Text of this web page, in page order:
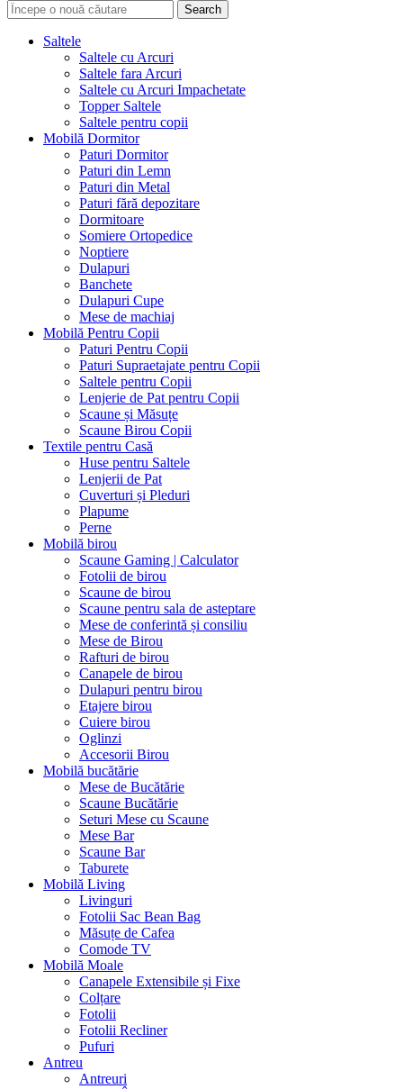
Search
Saltele
Saltele cu Arcuri
Saltele fara Arcuri
Saltele cu Arcuri Impachetate
Topper Saltele
Saltele pentru copii
Mobilă Dormitor
Paturi Dormitor
Paturi din Lemn
Paturi din Metal
Paturi fără depozitare
Dormitoare
Somiere Ortopedice
Noptiere
Dulapuri
Banchete
Dulapuri Cupe
Mese de machiaj
Mobilă Pentru Copii
Paturi Pentru Copii
Paturi Supraetajate pentru Copii
Saltele pentru Copii
Lenjerie de Pat pentru Copii
Scaune și Măsuțe
Scaune Birou Copii
Textile pentru Casă
Huse pentru Saltele
Lenjerii de Pat
Cuverturi și Pleduri
Plapume
Perne
Mobilă birou
Scaune Gaming | Calculator
Fotolii de birou
Scaune de birou
Scaune pentru sala de asteptare
Mese de conferintă și consiliu
Mese de Birou
Rafturi de birou
Canapele de birou
Dulapuri pentru birou
Etajere birou
Cuiere birou
Oglinzi
Accesorii Birou
Mobilă bucătărie
Mese de Bucătărie
Scaune Bucătărie
Seturi Mese cu Scaune
Mese Bar
Scaune Bar
Taburete
Mobilă Living
Livinguri
Fotolii Sac Bean Bag
Măsuțe de Cafea
Comode TV
Mobilă Moale
Canapele Extensibile și Fixe
Colțare
Fotolii
Fotolii Recliner
Pufuri
Antreu
Antreuri